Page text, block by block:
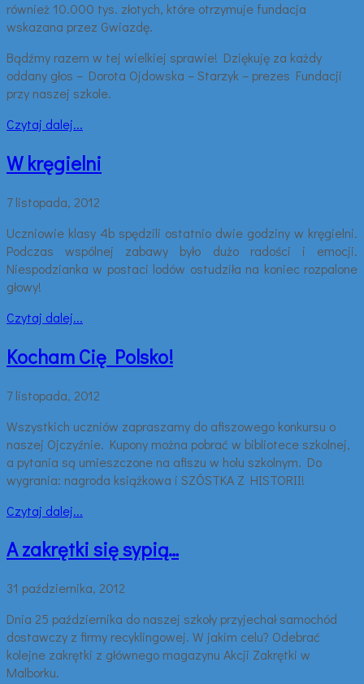
również 10.000 tys. złotych, które otrzymuje fundacja
wskazana przez Gwiazdę.
Bądźmy razem w tej wielkiej sprawie! Dziękuję za każdy
oddany głos – Dorota Ojdowska – Starzyk – prezes Fundacji
przy naszej szkole.
Czytaj dalej...
W kręgielni
7 listopada, 2012
Uczniowie klasy 4b spędzili ostatnio dwie godziny w kręgielni.
Podczas wspólnej zabawy było dużo radości i emocji.
Niespodzianka w postaci lodów ostudziła na koniec rozpalone
głowy!
Czytaj dalej...
Kocham Cię Polsko!
7 listopada, 2012
Wszystkich uczniów zapraszamy do afiszowego konkursu o
naszej Ojczyźnie. Kupony można pobrać w bibliotece szkolnej,
a pytania są umieszczone na afiszu w holu szkolnym. Do
wygrania: nagroda książkowa i SZÓSTKA Z HISTORII!
Czytaj dalej...
A zakrętki się sypią…
31 października, 2012
Dnia 25 października do naszej szkoły przyjechał samochód
dostawczy z firmy recyklingowej. W jakim celu? Odebrać
kolejne zakrętki z głównego magazynu Akcji Zakrętki w
Malborku.